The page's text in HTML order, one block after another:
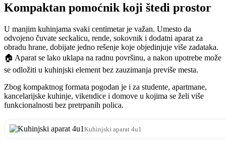
Kompaktan pomoćnik koji štedi prostor
U manjim kuhinjama svaki centimetar je važan. Umesto da
odvojeno čuvate seckalicu, rende, sokovnik i dodatni aparat za
obradu hrane, dobijate jedno rešenje koje objedinjuje više zadataka.
🏠 Aparat se lako uklapa na radnu površinu, a nakon upotrebe može
se odložiti u kuhinjski element bez zauzimanja previše mesta.
Zbog kompaktnog formata pogodan je i za studente, apartmane,
kancelarijske kuhinje, vikendice i domove u kojima se želi više
funkcionalnosti bez pretrpanih polica.
Kuhinjski aparat 4u1